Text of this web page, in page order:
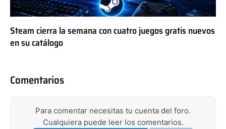
Steam cierra la semana con cuatro juegos gratis nuevos
en su catálogo
Comentarios
Para comentar necesitas tu cuenta del foro.
Cualquiera puede leer los comentarios.